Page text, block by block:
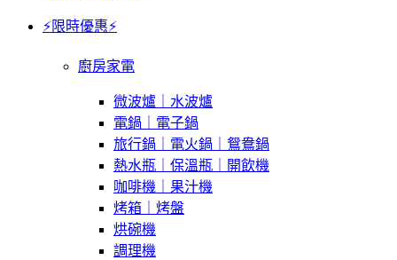
⚡限時優惠⚡
廚房家電
微波爐｜水波爐
電鍋｜電子鍋
旅行鍋｜電火鍋｜鴛鴦鍋
熱水瓶｜保溫瓶｜開飲機
咖啡機｜果汁機
烤箱｜烤盤
烘碗機
調理機